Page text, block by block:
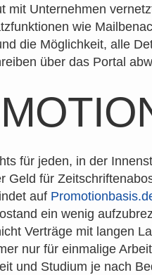
mit Unternehmen
wie
die Möglichkeit, alle
über das Portal
für jeden, in der
Geld für
auf
ein wenig
Verträge mit langen
nur für einmalige
und Studium je nach